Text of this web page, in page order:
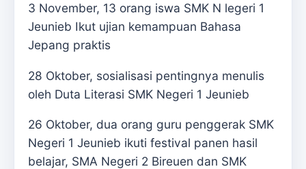
3 November, 13 orang iswa SMK N legeri 1
Jeunieb Ikut ujian kemampuan Bahasa
Jepang praktis
28 Oktober, sosialisasi pentingnya menulis
oleh Duta Literasi SMK Negeri 1 Jeunieb
26 Oktober, dua orang guru penggerak SMK
Negeri 1 Jeunieb ikuti festival panen hasil
belajar, SMA Negeri 2 Bireuen dan SMK